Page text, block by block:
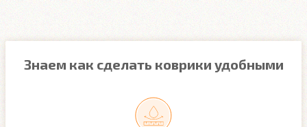
Знаем как сделать коврики удобными